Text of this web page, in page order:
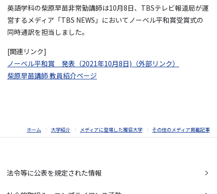
英語学科の柴原早苗非常勤講師は10月8日、 TBSテレビ報道局が運
営するメディア「TBS NEWS 」においてノーベル平和賞受賞式の
同時通訳を担当しました。
[関連リンク]
ノーベル平和賞 発表（2021年10月8日)（外部リンク）
柴原早苗講師 教員紹介ページ
ホーム 大学紹介 メディアに登場した獨協大学 その他のメディア掲載記事
法令等に公表を規定された情報